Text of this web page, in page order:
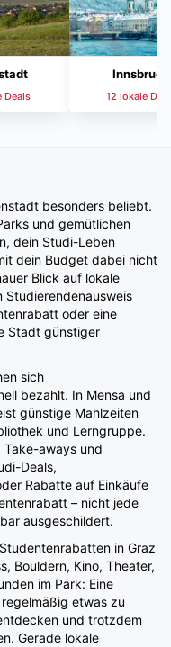
Deals
Innsbruck
12 lokale
besonders beliebt.
und gemütlichen
dein Studi-Leben
dein Budget dabei nicht
Blick auf lokale
Studierendenausweis
oder eine
Stadt günstiger
sich
bezahlt. In Mensa und
günstige Mahlzeiten
und Lerngruppe.
Take-aways und
Deals,
Rabatte auf Einkäufe
– nicht jede
ausgeschildert.
in Graz
Bouldern, Kino, Theater,
im Park: Eine
etwas zu
und trotzdem
Gerade lokale